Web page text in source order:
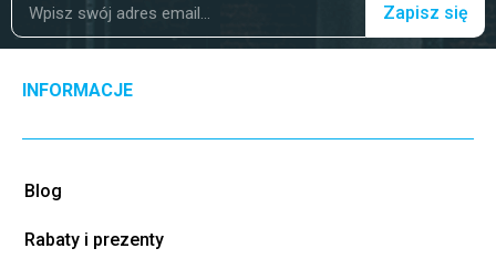
Zapisz się
INFORMACJE
Blog
Rabaty i prezenty